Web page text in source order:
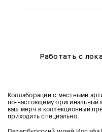
Работать с
Коллаборации с местными
по-настоящему оригинальный
ваш мерч в коллекционный
приходить специально.